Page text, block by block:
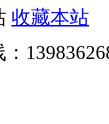
收藏本站